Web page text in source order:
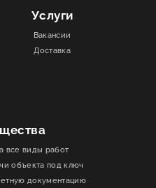
Услуги
Вакансии
Доставка
все виды работ
объекта под ключ
документацию